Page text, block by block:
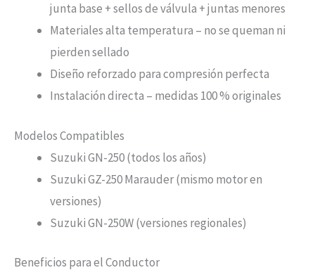
junta base + sellos de válvula + juntas menores
Materiales alta temperatura – no se queman ni
pierden sellado
Diseño reforzado para compresión perfecta
Instalación directa – medidas 100 % originales
Modelos Compatibles
Suzuki GN-250 (todos los años)
Suzuki GZ-250 Marauder (mismo motor en
versiones)
Suzuki GN-250W (versiones regionales)
Beneficios para el Conductor